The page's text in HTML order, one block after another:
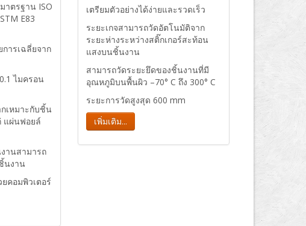
าตรฐาน ISO
E83
ารเฉลี่ยจาก
ไมครอน
เหมาะกับชิ้น
แผ่นฟอยล์
านสามารถ
นงาน
คอมพิวเตอร์
เตรียมตัวอย่างได้ง่ายและรวดเร็ว
ระยะเกจสามารถวัดอัตโนมัติจาก
ระยะห่างระหว่างสติ๊กเกอร์สะท้อน
แสงบนชิ้นงาน
สามารถวัดระยะยึดของชิ้นงานที่มี
อุณหภูมิบนพื้นผิว –70° C ถึง 300° C
ระยะการวัดสูงสุด 600 mm
เพิ่มเติม...